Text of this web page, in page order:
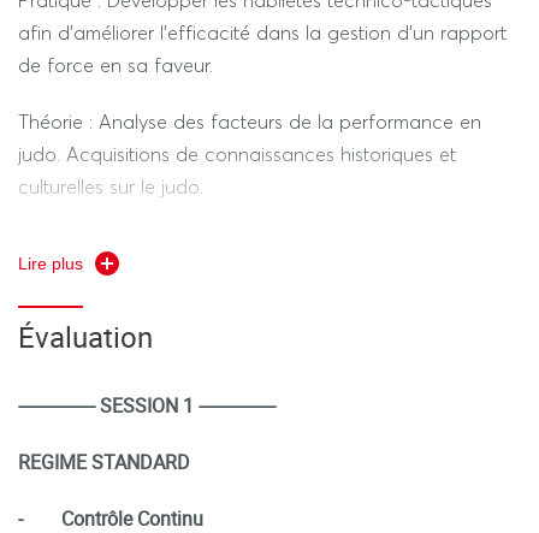
afin d’améliorer l’efficacité dans la gestion d’un rapport
de force en sa faveur.
Théorie : Analyse des facteurs de la performance en
judo. Acquisitions de connaissances historiques et
culturelles sur le judo.
permettant de mettre en œuvre une intervention
pédagogique en judo.
Lire plus
Évaluation
---------------- SESSION 1 ----------------
REGIME STANDARD
- Contrôle Continu